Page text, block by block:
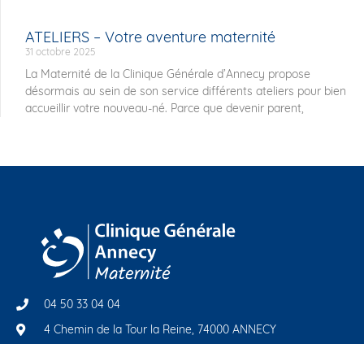
ATELIERS – Votre aventure maternité
31 octobre 2025
La Maternité de la Clinique Générale d’Annecy propose
désormais au sein de son service différents ateliers pour bien
accueillir votre nouveau-né. Parce que devenir parent,
04 50 33 04 04
4 Chemin de la Tour la Reine, 74000 ANNECY